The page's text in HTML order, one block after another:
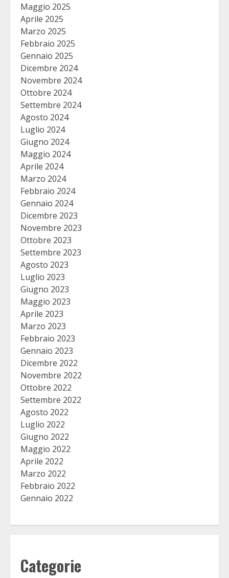
Maggio 2025
Aprile 2025
Marzo 2025
Febbraio 2025
Gennaio 2025
Dicembre 2024
Novembre 2024
Ottobre 2024
Settembre 2024
Agosto 2024
Luglio 2024
Giugno 2024
Maggio 2024
Aprile 2024
Marzo 2024
Febbraio 2024
Gennaio 2024
Dicembre 2023
Novembre 2023
Ottobre 2023
Settembre 2023
Agosto 2023
Luglio 2023
Giugno 2023
Maggio 2023
Aprile 2023
Marzo 2023
Febbraio 2023
Gennaio 2023
Dicembre 2022
Novembre 2022
Ottobre 2022
Settembre 2022
Agosto 2022
Luglio 2022
Giugno 2022
Maggio 2022
Aprile 2022
Marzo 2022
Febbraio 2022
Gennaio 2022
Categorie